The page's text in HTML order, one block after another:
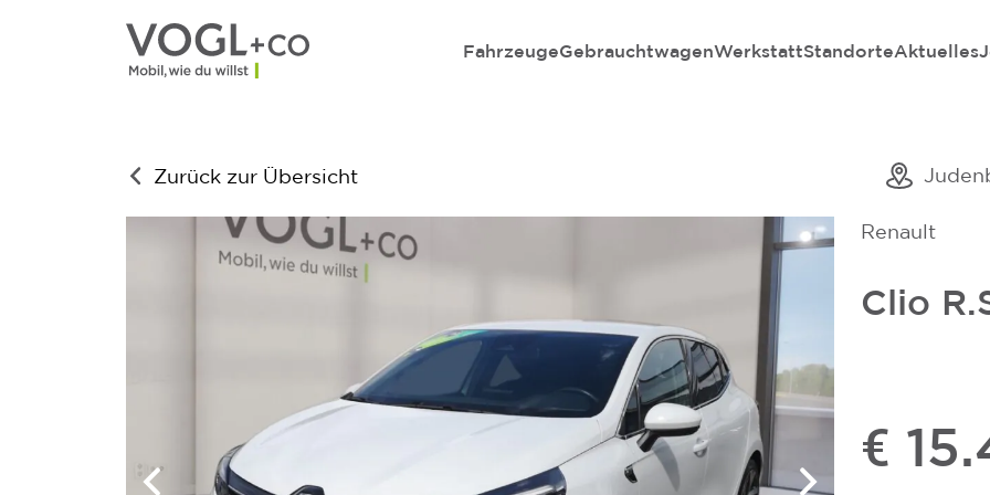
FahrzeugeGebrauchtwagenWerkstattStandorteAktuelles
Zurück zur Übersicht
Renault
Clio
€